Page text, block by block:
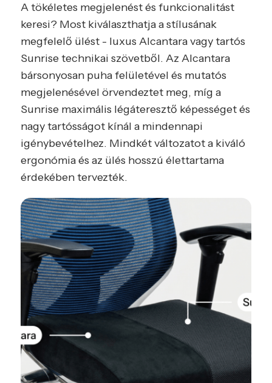
A tökéletes megjelenést és funkcionalitást
keresi? Most kiválaszthatja a stílusának
megfelelő ülést - luxus Alcantara vagy tartós
Sunrise technikai szövetből. Az Alcantara
bársonyosan puha felületével és mutatós
megjelenésével örvendeztet meg, míg a
Sunrise maximális légáteresztő képességet és
nagy tartósságot kínál a mindennapi
igénybevételhez. Mindkét változatot a kiváló
ergonómia és az ülés hosszú élettartama
érdekében tervezték.